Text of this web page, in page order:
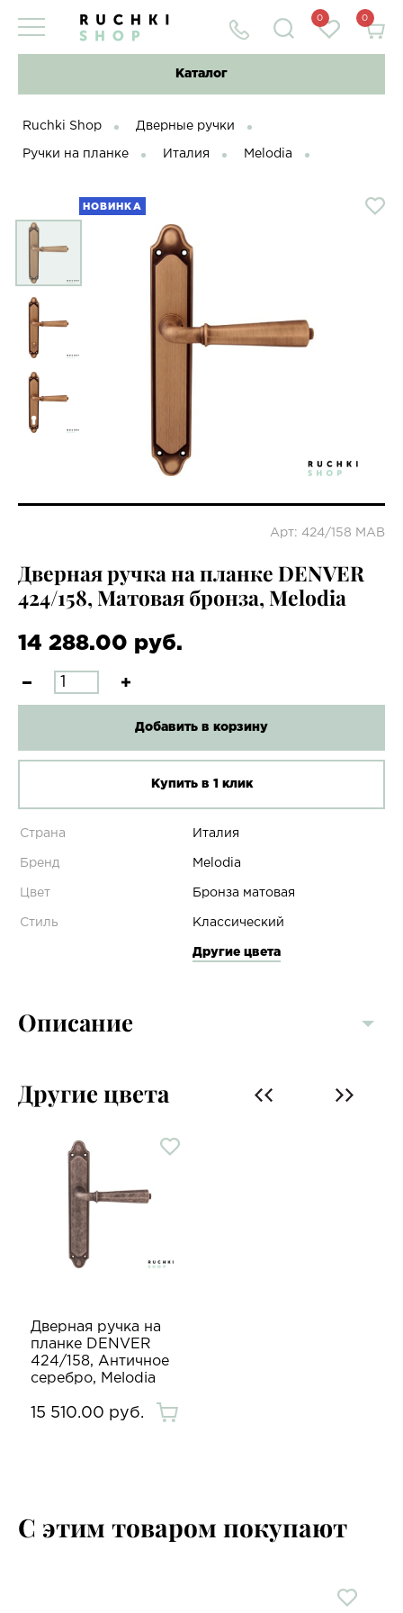
0 0
Каталог
Ruchki Shop Дверные ручки
Ручки на планке Италия Melodia
НОВИНКА
Арт: 424/158 MAB
Дверная ручка на планке DENVER
424/158, Матовая бронза, Melodia
14 288.00 руб.
Добавить в корзину
Купить в 1 клик
Страна Италия
Бренд Melodia
Цвет Бронза матовая
Стиль Классический
Другие цвета
Описание
Другие цвета
Дверная ручка на
планке DENVER
424/158, Античное
серебро, Melodia
15 510.00 руб.
С этим товаром покупают